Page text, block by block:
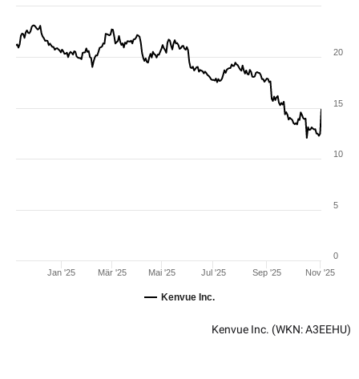
Kenvue Inc.
Jan '25 Mär '25 Mai '25 Jul '25 Sep '25 Nov '25
0
5
10
15
20
Kenvue Inc. (WKN: A3EEHU)